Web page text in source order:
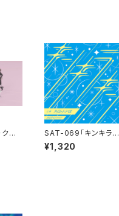
クワ
SAT-069「キンキラキ
ン」まちだガールズ・ク
ワイア
¥1,320